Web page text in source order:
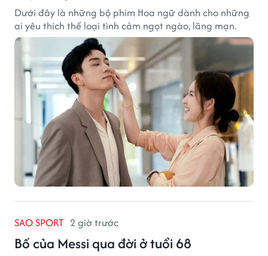
Dưới đây là những bộ phim Hoa ngữ dành cho những
ai yêu thích thể loại tình cảm ngọt ngào, lãng mạn.
SAO SPORT 2 giờ trước
Bố của Messi qua đời ở tuổi 68